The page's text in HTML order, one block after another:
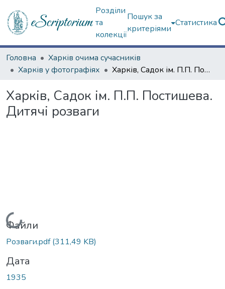
Розділи
та
колекції
Пошук за
критеріями
Статистика
Головна
Харків очима сучасників
Харків у фотографіях
Харків, Садок ім. П.П. Постишева. Дитячі розваги
Харків, Садок ім. П.П. Постишева.
Дитячі розваги
Вантажиться...
Файли
Розваги.pdf(311,49 KB)
Дата
1935